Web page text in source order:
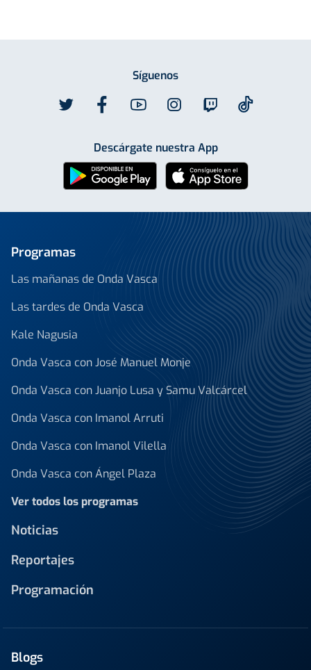
Síguenos
Descárgate nuestra App
Programas
Las mañanas de Onda Vasca
Las tardes de Onda Vasca
Kale Nagusia
Onda Vasca con José Manuel Monje
Onda Vasca con Juanjo Lusa y Samu Valcárcel
Onda Vasca con Imanol Arruti
Onda Vasca con Imanol Vilella
Onda Vasca con Ángel Plaza
Ver todos los programas
Noticias
Reportajes
Programación
Blogs